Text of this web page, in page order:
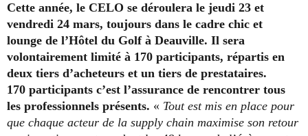
Cette année, le CELO se déroulera le jeudi 23 et
vendredi 24 mars, toujours dans le cadre chic et
lounge de l’Hôtel du Golf à Deauville. Il sera
volontairement limité à 170 participants, répartis en
deux tiers d’acheteurs et un tiers de prestataires.
170 participants c’est l’assurance de rencontrer tous
les professionnels présents. « Tout est mis en place pour
que chaque acteur de la supply chain maximise son retour